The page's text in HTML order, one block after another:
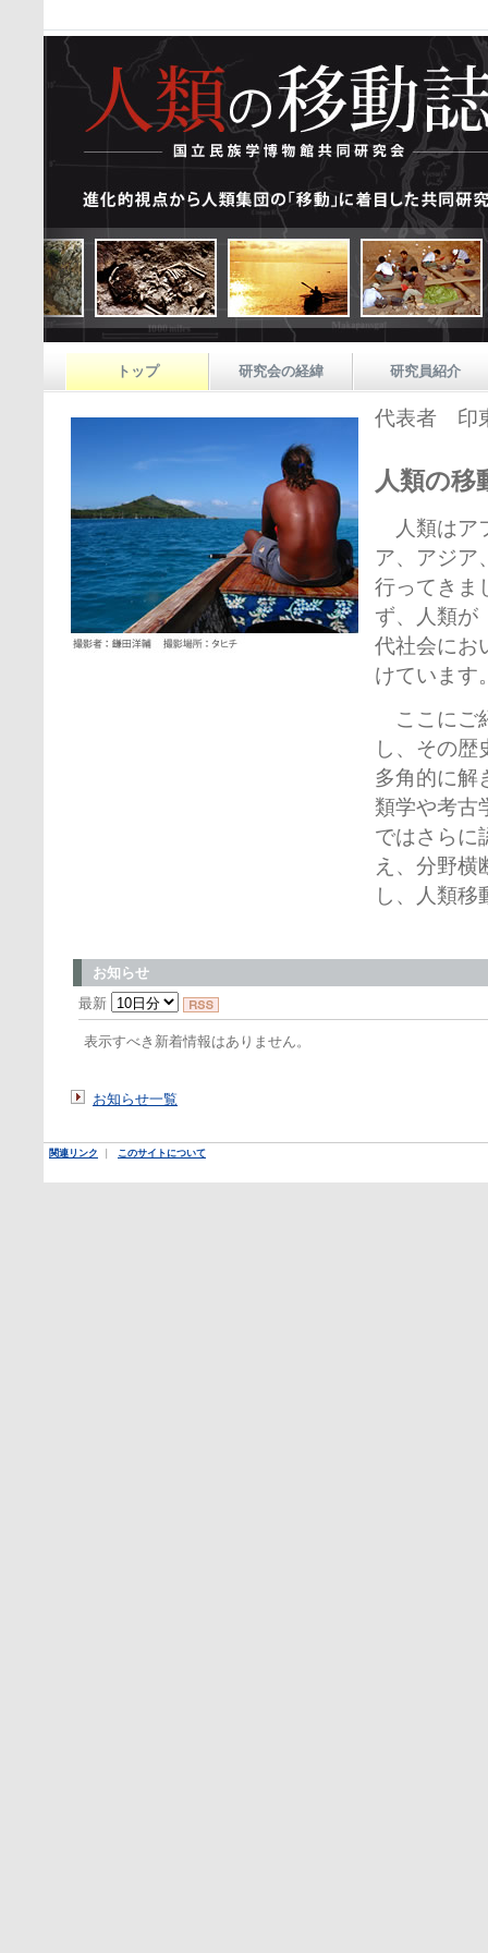
トップ 研究会の経緯 研究員紹介
代表者 印
人類の移
人類はア
ア、アジア
行ってきま
ず、人類が
代社会にお
けています
ここにご
し、その歴
多角的に解
類学や考古
ではさらに
え、分野横
し、人類移
お知らせ
最新
表示すべき新着情報はありません。
お知らせ一覧
関連リンク このサイトについて